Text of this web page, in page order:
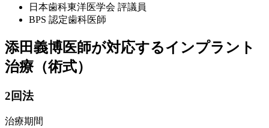
日本歯科東洋医学会 評議員
BPS 認定歯科医師
添田義博医師が対応するインプラント
治療（術式）
2回法
治療期間